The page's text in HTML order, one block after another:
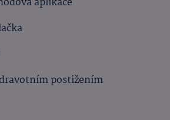
postižením